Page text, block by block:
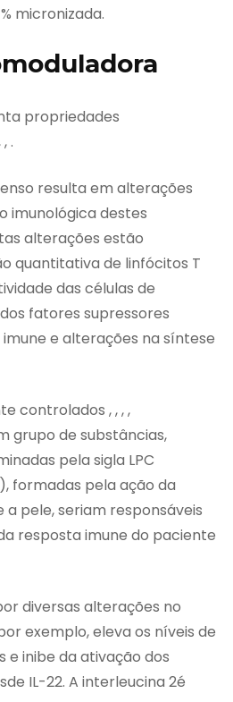
micronizada.
propriedades
.
resulta em alterações
imunológica destes
alterações estão
quantitativa de linfócitos T
das células de
fatores supressores
e alterações na síntese
controlados , , , ,
grupo de substâncias,
pela sigla LPC
formadas pela ação da
pele, seriam responsáveis
resposta imune do paciente
diversas alterações no
exemplo, eleva os níveis de
inibe da ativação dos
IL-22. A interleucina 2é